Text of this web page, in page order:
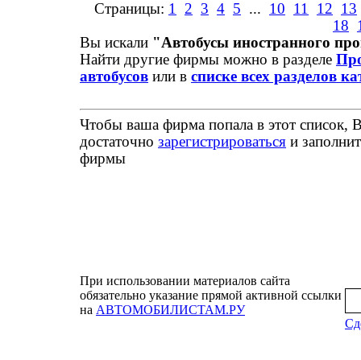
Страницы: 1 2 3 4 5 ... 10 11 12 13
18
Вы искали "Автобусы иностранного
Найти другие фирмы можно в разделе
автобусов или в списке всех разделов
Чтобы ваша фирма попала в этот список,
достаточно зарегистрироваться и
фирмы
При использовании материалов сайта
обязательно указание прямой активной ссылки
на АВТОМОБИЛИСТАМ.РУ